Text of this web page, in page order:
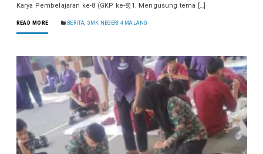
Karya Pembelajaran ke-8 (GKP ke-8)1. Mengusung tema […]
READ MORE BERITA SMK NEGERI 4 MALANG